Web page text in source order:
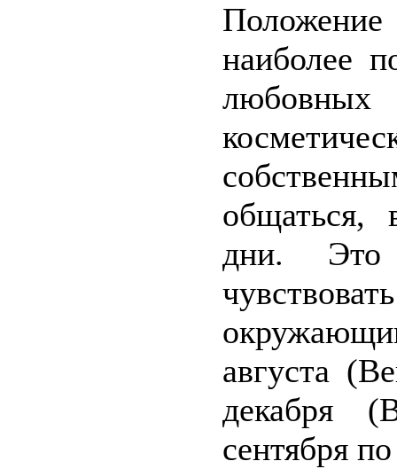
наиболее
общаться,
дни. Это
августа
декабря
сентября